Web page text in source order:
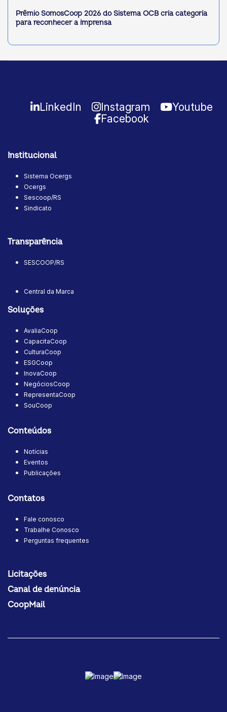
Prêmio SomosCoop 2026 do Sistema OCB cria categoria
para reconhecer a imprensa
LinkedIn Instagram
Youtube
Facebook
Institucional
Sistema Ocergs
Ocergs
Sescoop/RS
Sindicato
Transparência
SESCOOP/RS
Central da Marca
Soluções
AvaliaCoop
CapacitaCoop
CulturaCoop
ESGCoop
InovaCoop
NegóciosCoop
RepresentaCoop
SouCoop
Conteúdos
Notícias
Eventos
Publicações
Contatos
Fale conosco
Trabalhe Conosco
Perguntas frequentes
Licitações
Canal de denúncia
CoopMail